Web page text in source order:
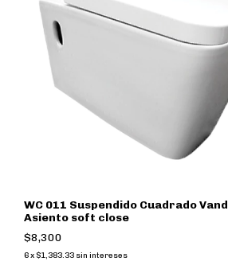
WC 011 Suspendido Cuadrado Vand
Asiento soft close
$8,300
6x $1,383.33 sin intereses